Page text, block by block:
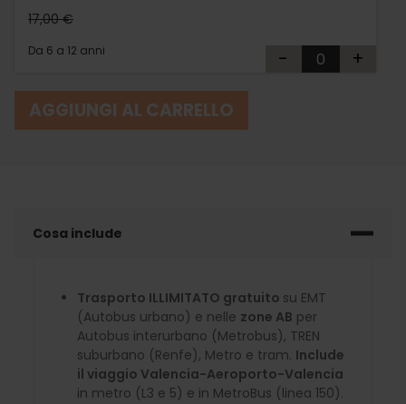
17,00 €
Da 6 a 12 anni - +
AGGIUNGI AL CARRELLO
Cosa include
Trasporto ILLIMITATO gratuito su EMT
(Autobus urbano) e nelle zone AB per
Autobus interurbano (Metrobus), TREN
suburbano (Renfe), Metro e tram. Include
il viaggio Valencia-Aeroporto-Valencia
in metro (L3 e 5) e in MetroBus (linea 150).